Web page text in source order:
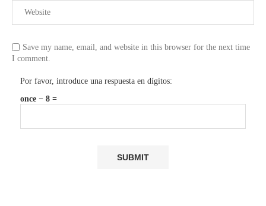
Save my name, email, and website in this browser for the next time
I comment.
Por favor, introduce una respuesta en dígitos:
once − 8 =